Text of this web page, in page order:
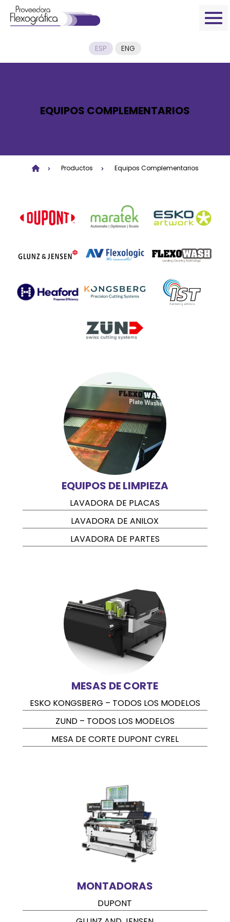
ESP ENG
EQUIPOS COMPLEMENTARIOS
Productos Equipos Complementarios
EQUIPOS DE LIMPIEZA
LAVADORA DE PLACAS
LAVADORA DE ANILOX
LAVADORA DE PARTES
MESAS DE CORTE
ESKO KONGSBERG – TODOS LOS MODELOS
ZUND – TODOS LOS MODELOS
MESA DE CORTE DUPONT CYREL
MONTADORAS
DUPONT